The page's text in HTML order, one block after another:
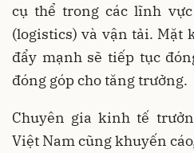
cụ thể trong các lĩnh
(logistics) và vận tải. Mặt
đẩy mạnh sẽ tiếp tục
đóng góp cho tăng trưởng.
Chuyên gia kinh tế
Việt Nam cũng khuyến